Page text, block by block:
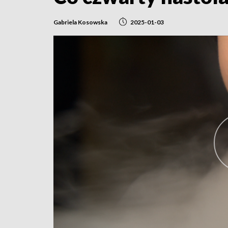
Gabriela Kosowska 2025-01-03